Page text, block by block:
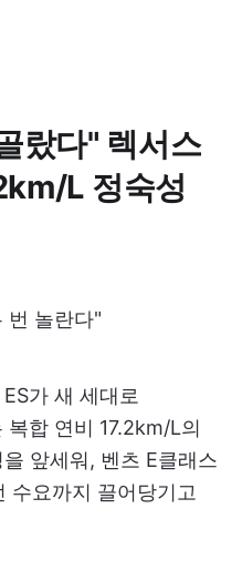
랐다" 렉서스
L 정숙성
번 놀란다"
가 새 세대로
합 연비 17.2km/L의
앞세워, 벤츠 E클래스
수요까지 끌어당기고